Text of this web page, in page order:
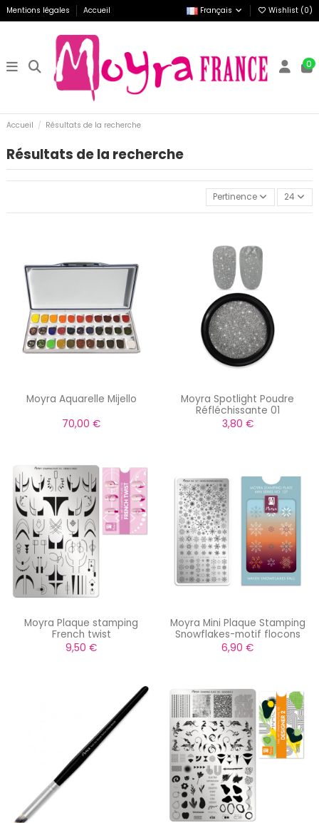
Mentions légales Accueil Français Wishlist (0)
0
Accueil Résultats de la recherche
Résultats de la recherche
Pertinence 24
Moyra Aquarelle Mijello
70,00 €
Moyra Spotlight Poudre
Réfléchissante 01
3,80 €
Moyra Plaque stamping
French twist
9,50 €
Moyra Mini Plaque Stamping
Snowflakes-motif flocons
neige
6,90 €